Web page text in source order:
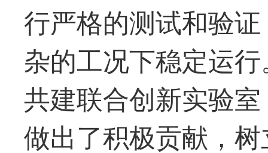
行严格的测试和验
杂的工况下稳定运
共建联合创新实验
做出了积极贡献，